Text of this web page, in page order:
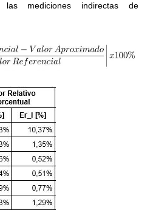
las mediciones indirectas de